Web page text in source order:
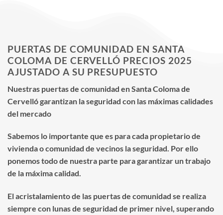
PUERTAS DE COMUNIDAD EN SANTA
COLOMA DE CERVELLÓ PRECIOS 2025
AJUSTADO A SU PRESUPUESTO
Nuestras puertas de comunidad en Santa Coloma de
Cervelló garantizan la seguridad con las máximas calidades
del mercado
Sabemos lo importante que es para cada propietario de
vivienda o comunidad de vecinos la seguridad. Por ello
ponemos todo de nuestra parte para garantizar un trabajo
de la máxima calidad.
El acristalamiento de las puertas de comunidad se realiza
siempre con lunas de seguridad de primer nivel, superando